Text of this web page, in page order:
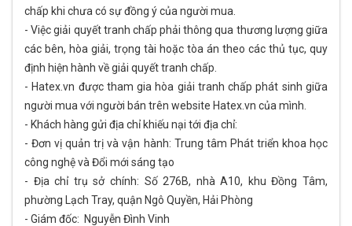
chấp khi chưa có sự đồng ý của người mua.
- Việc giải quyết tranh chấp phải thông qua thương lượng giữa
các bên, hòa giải, trọng tài hoặc tòa án theo các thủ tục, quy
định hiện hành về giải quyết tranh chấp.
- Hatex.vn được tham gia hòa giải tranh chấp phát sinh giữa
người mua với người bán trên website Hatex.vn của mình.
- Khách hàng gửi địa chỉ khiếu nại tới địa chỉ:
- Đơn vị quản trị và vận hành: Trung tâm Phát triển khoa học
công nghệ và Đổi mới sáng tạo
- Địa chỉ trụ sở chính: Số 276B, nhà A10, khu Đồng Tâm,
phường Lạch Tray, quận Ngô Quyền, Hải Phòng
- Giám đốc: Nguyễn Đình Vinh